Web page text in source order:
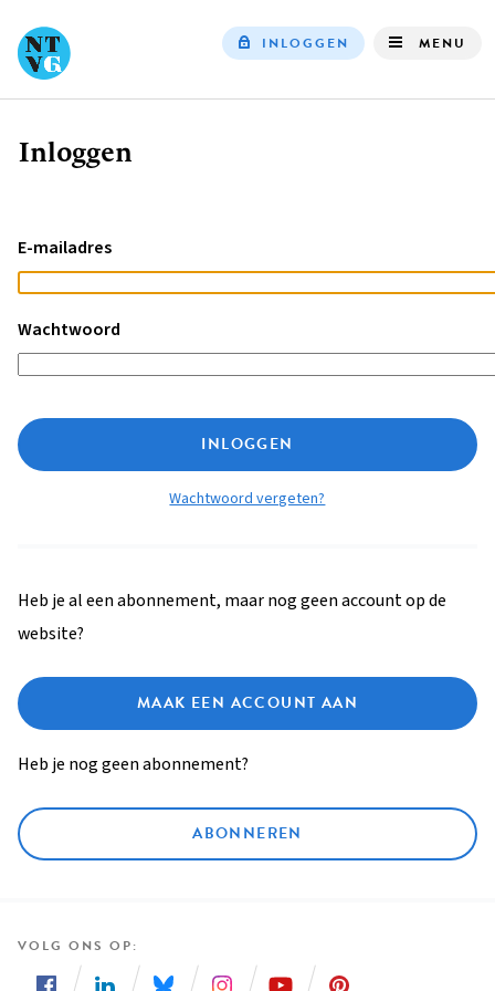
INLOGGEN MENU
Kruimelpad
Inloggen
E-mailadres
Wachtwoord
INLOGGEN
Wachtwoord vergeten?
Heb je al een abonnement, maar nog geen account op de
website?
MAAK EEN ACCOUNT AAN
Heb je nog geen abonnement?
ABONNEREN
VOLG ONS OP